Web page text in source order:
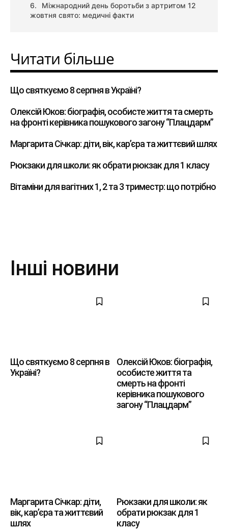
Міжнародний день боротьби з артритом 12
жовтня свято: медичні факти
Читати більше
Що святкуємо 8 серпня в Україні?
Олексій Юков: біографія, особисте життя та смерть
на фронті керівника пошукового загону “Плацдарм”
Маргарита Січкар: діти, вік, кар’єра та життєвий шлях
Рюкзаки для школи: як обрати рюкзак для 1 класу
Вітаміни для вагітних 1, 2 та 3 триместр: що потрібно
Інші новини
Що святкуємо 8 серпня в
Україні?
Олексій Юков: біографія,
особисте життя та
смерть на фронті
керівника пошукового
загону “Плацдарм”
Маргарита Січкар: діти,
вік, кар’єра та життєвий
шлях
Рюкзаки для школи: як
обрати рюкзак для 1
класу